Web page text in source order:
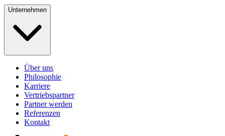
Unternehmen
Über uns
Philosophie
Karriere
Vertriebspartner
Partner werden
Referenzen
Kontakt